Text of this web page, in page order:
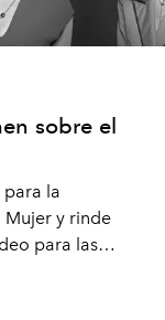
sobre el
para la
Mujer y rinde
para las